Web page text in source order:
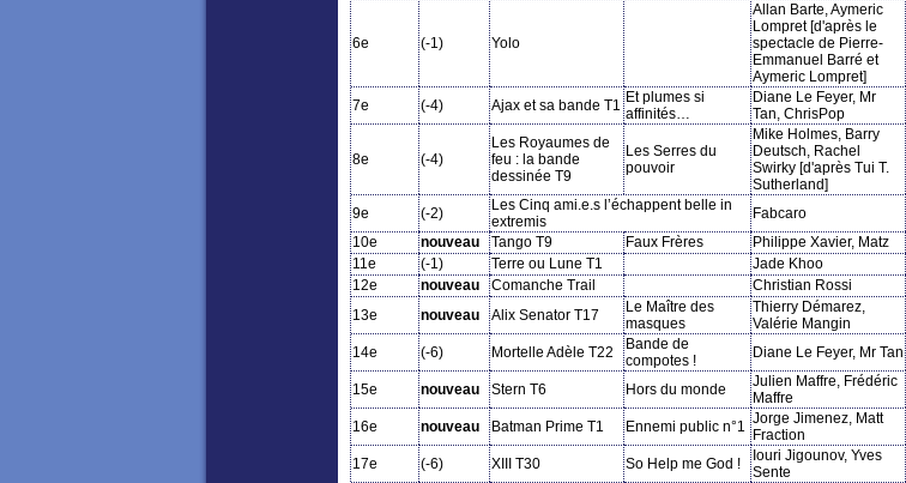
6e (-1) Yolo
Allan Barte, Aymeric
Lompret [d'après le
spectacle de Pierre-
Emmanuel Barré et
Aymeric Lompret]
7e (-4) Ajax et sa bande T1 Et plumes si
affinités…
Diane Le Feyer, Mr
Tan, ChrisPop
8e (-4)
Les Royaumes de
feu : la bande
dessinée T9
Les Serres du
pouvoir
Mike Holmes, Barry
Deutsch, Rachel
Swirky [d'après Tui T.
Sutherland]
9e (-2)
Les Cinq ami.e.s l’échappent belle in
extremis
Fabcaro
10e
nouveau Tango T9 Faux Frères Philippe Xavier, Matz
11e
(-1) Terre ou Lune T1 Jade Khoo
12e
nouveau Comanche Trail Christian Rossi
13e
nouveau Alix Senator T17
Le Maître des
masques
Thierry Démarez,
Valérie Mangin
14e (-6) Mortelle Adèle T22
Bande de
compotes !
Diane Le Feyer, Mr Tan
15e nouveau Stern T6 Hors du monde
Julien Maffre, Frédéric
Maffre
16e nouveau Batman Prime T1 Ennemi public n°1 Jorge Jimenez, Matt
Fraction
17e
(-6) XIII T30 So Help me God !
Iouri Jigounov, Yves
Sente